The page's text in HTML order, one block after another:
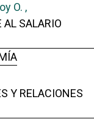
O. ,
AL SALARIO
Y RELACIONES